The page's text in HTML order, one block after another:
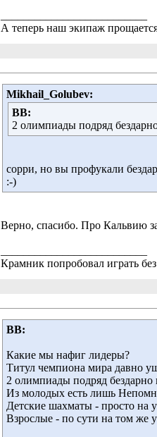
А теперь наш экипаж
Mikhail_Golubev:
ВВ:
2 олимпиады подряд
сорри, но вы профукали
:-)
Верно, спасибо. Про Кальвию
Крамник попробовал играть
ВВ:
Какие мы нафиг лидеры?
Титул чемпиона мира давно
2 олимпиады подряд
Из молодых есть лишь
Детские шахматы - просто на
Взрослые - по сути на том же